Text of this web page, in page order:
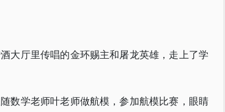
大厅里传唱的金环赐主和屠龙英雄，走上了学
数学老师叶老师做航模，参加航模比赛，眼睛